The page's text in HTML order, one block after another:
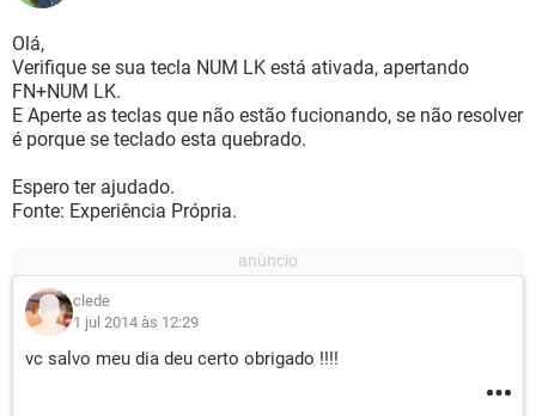
Olá,
Verifique se sua tecla NUM LK está ativada, apertando
FN+NUM LK.
E Aperte as teclas que não estão fucionando, se não resolver
é porque se teclado esta quebrado.
Espero ter ajudado.
Fonte: Experiência Própria.
clede
1 jul 2014 às 12:29
vc salvo meu dia deu certo obrigado !!!!